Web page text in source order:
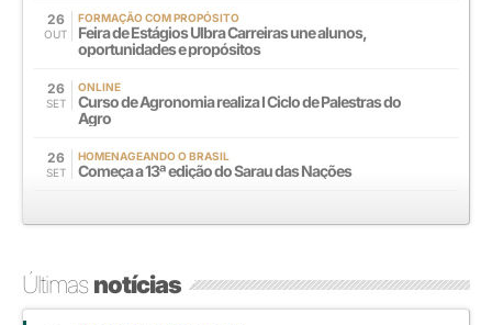
26
OUT
FORMAÇÃO COM PROPÓSITO
Feira de Estágios Ulbra Carreiras une alunos,
oportunidades e propósitos
26
SET
ONLINE
Curso de Agronomia realiza I Ciclo de Palestras do
Agro
26
SET
HOMENAGEANDO O BRASIL
Começa a 13ª edição do Sarau das Nações
Últimasnotícias